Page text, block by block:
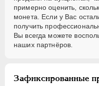
примерно оценить,
монета. Если у Вас
получить
Вы всегда можете
наших партнёров.
Зафиксированные